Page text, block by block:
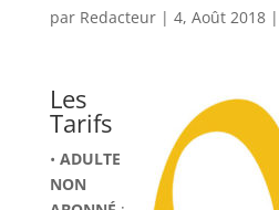
par Redacteur| 4, Août 2018|
Les
Tarifs
• ADULTE
NON